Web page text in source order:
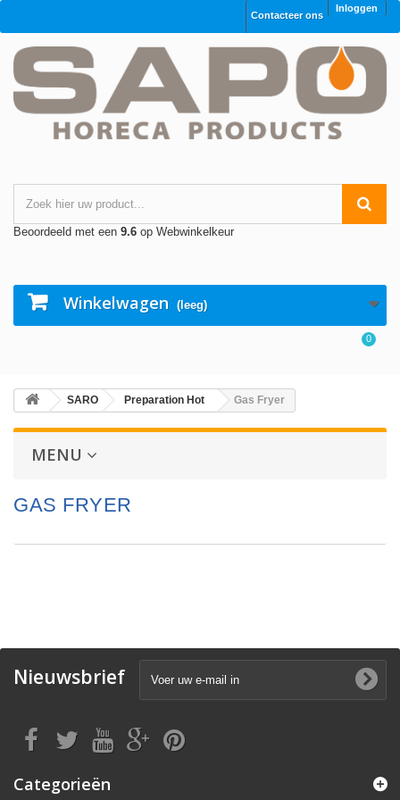
Inloggen
Contacteer ons
Beoordeeld met een 9.6 op Webwinkelkeur
Winkelwagen (leeg)
0
SARO Preparation Hot Gas Fryer
MENU
GAS FRYER
Nieuwsbrief
Categorieën